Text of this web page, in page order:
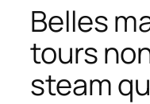
Belles
tours
steam